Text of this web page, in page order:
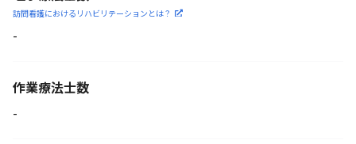
訪問看護におけるリハビリ テーションとは？
-
作業療法士数
-